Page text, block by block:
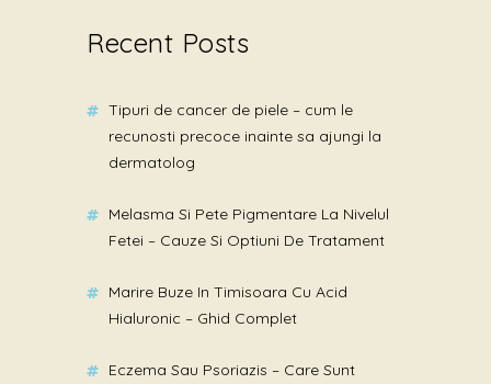
Recent Posts
Tipuri de cancer de piele – cum le
recunosti precoce inainte sa ajungi la
dermatolog
Melasma Si Pete Pigmentare La Nivelul
Fetei – Cauze Si Optiuni De Tratament
Marire Buze In Timisoara Cu Acid
Hialuronic – Ghid Complet
Eczema Sau Psoriazis – Care Sunt